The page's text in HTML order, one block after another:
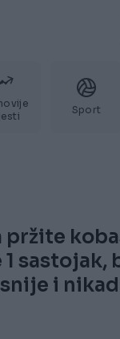
Sport
pržite
sastojak,
i